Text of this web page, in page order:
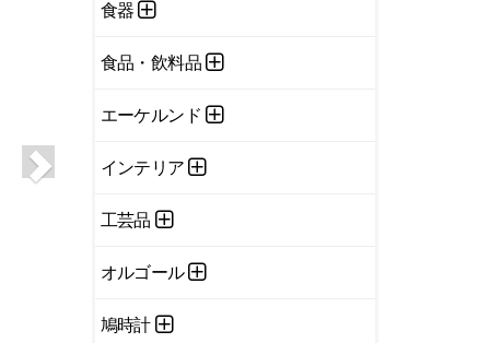
食器
食品・飲料品
エーケルンド
インテリア
工芸品
オルゴール
鳩時計